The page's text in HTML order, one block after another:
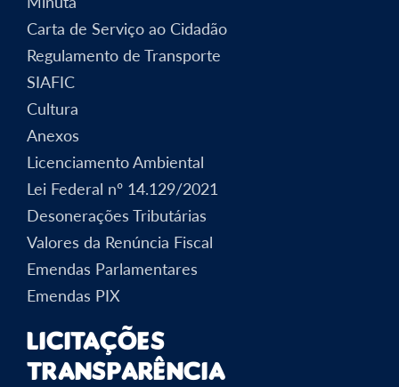
Carta de Serviço ao Cidadão
Regulamento de Transporte
SIAFIC
Cultura
Anexos
Licenciamento Ambiental
Lei Federal nº 14.129/2021
Desonerações Tributárias
Valores da Renúncia Fiscal
Emendas Parlamentares
Emendas PIX
Licitações
Transparência